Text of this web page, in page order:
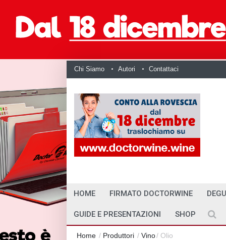
Chi Siamo Autori Contattaci
HOME FIRMATO DOCTORWINE
GUIDE E PRESENTAZIONI SHOP
Home / Produttori / Vino/ Olio